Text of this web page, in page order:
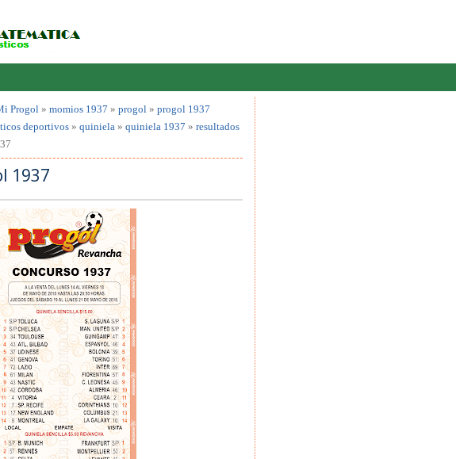
Progol » momios 1937 » progol » progol 1937
deportivos» quiniela » quiniela 1937 » resultados
1937